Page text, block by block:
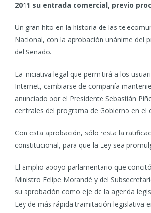
2011 su entrada comercial, previo
Un gran hito en la historia de las
Nacional, con la aprobación unánime del
del Senado.
La iniciativa legal que permitirá a los
Internet, cambiarse de compañía
anunciado por el Presidente Sebastián
centrales del programa de Gobierno en el
Con esta aprobación, sólo resta la
constitucional, para que la Ley sea
El amplio apoyo parlamentario que
Ministro Felipe Morandé y del
su aprobación como eje de la agenda
Ley de más rápida tramitación legislativa